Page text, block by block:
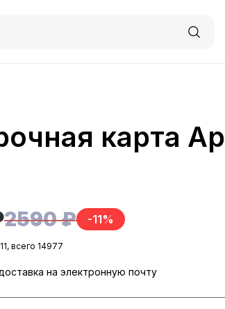
карта
2590 ₽ -11%
всего 14977
на электронную почту